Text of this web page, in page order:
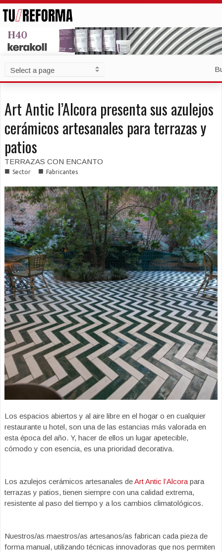
Art Antic l’Alcora presenta sus azulejos
cerámicos artesanales para terrazas y
patios
TERRAZAS CON ENCANTO
■ Sector ■ Fabricantes
Los espacios abiertos y al aire libre en el hogar o en cualquier
restaurante u hotel, son una de las estancias más valorada en
esta época del año. Y, hacer de ellos un lugar apetecible,
cómodo y con esencia, es una prioridad decorativa.
Los azulejos cerámicos artesanales deArt Antic l’Alcora para
terrazas y patios, tienen siempre con una calidad extrema,
resistente al paso del tiempo y a los cambios climatológicos.
Nuestros/as maestros/as artesanos/as fabrican cada pieza de
forma manual, utilizando técnicas innovadoras que nos permiten